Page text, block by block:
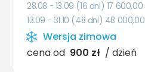
28.08 - 13.09 (16 dni) 17 600,00
13.09 - 31.10 (48 dni) 48 000,00
Wersja zimowa
cena od 900 zł / dzień